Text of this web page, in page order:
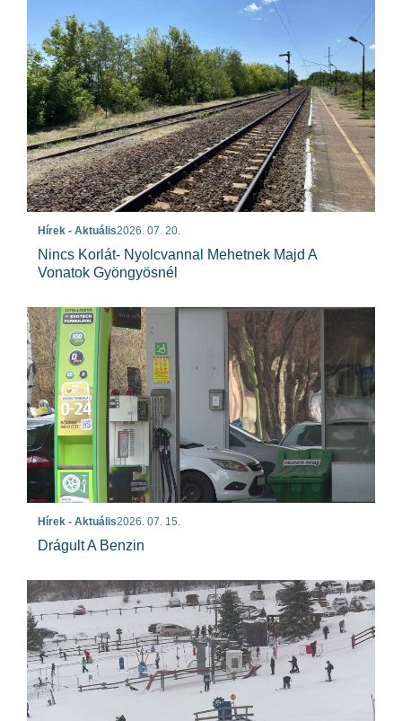
Hírek - Aktuális2026. 07. 20.
Nincs Korlát- Nyolcvannal Mehetnek Majd A
Vonatok Gyöngyösnél
Hírek - Aktuális2026. 07. 15.
Drágult A Benzin